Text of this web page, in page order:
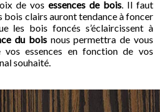
de vos essences de bois. Il faut
bois clairs auront tendance à foncer
les bois foncés s’éclaircissent à
du boisnous permettra de vous
essences en fonction de vos
souhaité.